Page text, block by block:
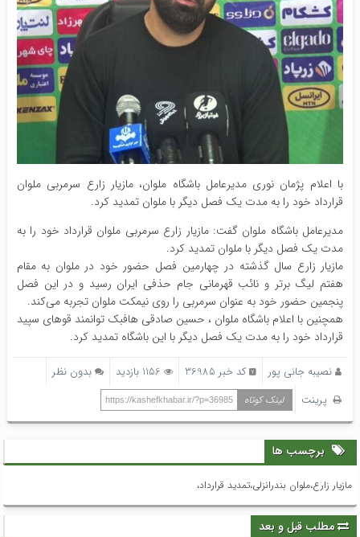
با اعلام پژمان نوری مدیرعامل باشگاه ملوان، مازیار زارع سرمربی ملوان
قرارداد خود را به مدت یک فصل دیگر با ملوان تمدید کرد.
مدیرعامل باشگاه ملوان گفت: مازیار زارع سرمربی ملوان قرارداد خود را به
مدت یک فصل دیگر با ملوان تمدید کرد.
مازیار زارع سال گذشته در چهارمین فصل حضور خود در ملوان به مقام
هفتم لیگ برتر و نائب قهرمانی جام حذفی ایران رسید و در این فصل
پنجمین حضور خود به عنوان سرمربی را روی نیمکت ملوان تجربه می‌کند.
همچنین با اعلام باشگاه ملوان ، حسین صادقی هافبک توانمند قو‌های سپید
قرارداد خود را به مدت یک فصل دیگر با این باشگاه تمدید کرد.
نصیبه جانی پور کد خبر 36985 1156 بازدید
بدون نظر
پرینت
لینک کوتاه https://kashefkhabar.ir/?p=36985
برچسب ها
مازیار زارع،ملوان بندرانزلی،تمدید قرارداد،
مطلب قبل و بعد